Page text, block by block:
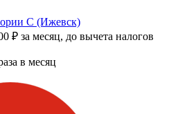
С (Ижевск)
₽ за месяц, до вычета налогов
в месяц